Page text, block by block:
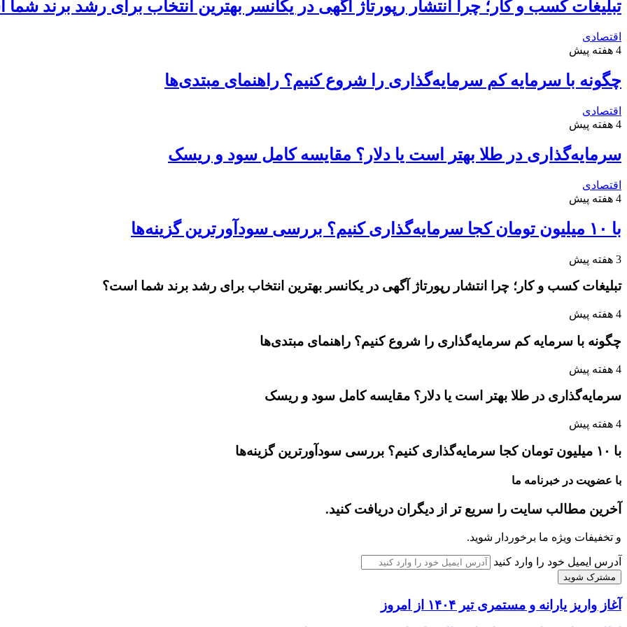
تبلیغات کسب و کار؛ چرا انتشار رپورتاژ آگهی در یکانسر بهترین انتخاب برای رشد برند
اقتصادی
4 هفته پیش
چگونه با سرمایه کم سرمایه‌گذاری را شروع کنیم؟ راهنمای مبتدی‌ها
اقتصادی
4 هفته پیش
سرمایه‌گذاری در طلا بهتر است یا دلار؟ مقایسه کامل سود و ریسک
اقتصادی
4 هفته پیش
با ۱۰ میلیون تومان کجا سرمایه‌گذاری کنیم؟ بررسی سودآورترین گزینه‌ها
3 هفته پیش
تبلیغات کسب و کار؛ چرا انتشار رپورتاژ آگهی در یکانسر بهترین انتخاب برای رشد برند شما است؟
4 هفته پیش
چگونه با سرمایه کم سرمایه‌گذاری را شروع کنیم؟ راهنمای مبتدی‌ها
4 هفته پیش
سرمایه‌گذاری در طلا بهتر است یا دلار؟ مقایسه کامل سود و ریسک
4 هفته پیش
با ۱۰ میلیون تومان کجا سرمایه‌گذاری کنیم؟ بررسی سودآورترین گزینه‌ها
با عضویت در خبرنامه ما
آخرین مطالب سایت را سریع تر از دیگران دریافت کنید.
و تخفیفات ویژه ما برخوردار شوید.
آدرس ایمیل خود را وارد کنید
آغاز واریز یارانه و مستمری تیر ۱۴۰۴ از امروز